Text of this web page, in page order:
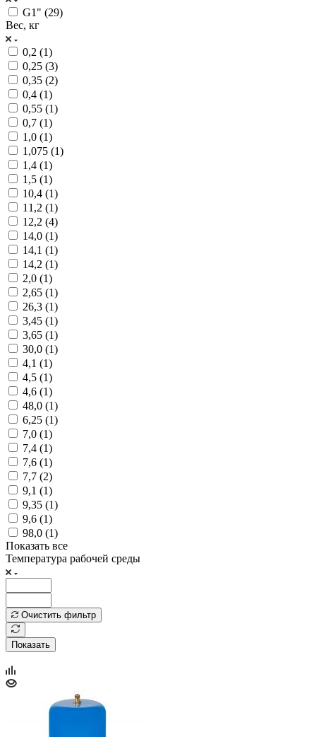
G1" (29)
Вес, кг
0,2 (1)
0,25 (3)
0,35 (2)
0,4 (1)
0,55 (1)
0,7 (1)
1,0 (1)
1,075 (1)
1,4 (1)
1,5 (1)
10,4 (1)
11,2 (1)
12,2 (4)
14,0 (1)
14,1 (1)
14,2 (1)
2,0 (1)
2,65 (1)
26,3 (1)
3,45 (1)
3,65 (1)
30,0 (1)
4,1 (1)
4,5 (1)
4,6 (1)
48,0 (1)
6,25 (1)
7,0 (1)
7,4 (1)
7,6 (1)
7,7 (2)
9,1 (1)
9,35 (1)
9,6 (1)
98,0 (1)
Показать все
Температура рабочей среды
Очистить фильтр
Показать